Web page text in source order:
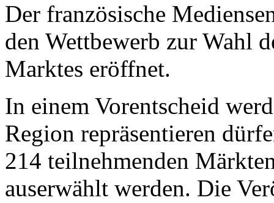
Der französische
den Wettbewerb zur Wahl
Marktes eröffnet.
In einem Vorentscheid
Region repräsentieren
214 teilnehmenden
auserwählt werden. Die